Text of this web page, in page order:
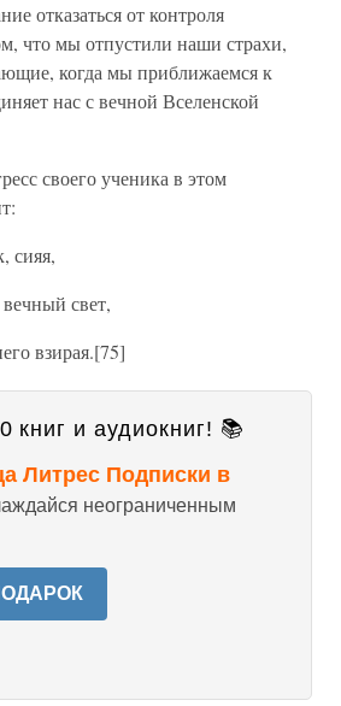
отказаться от контроля
что мы отпустили наши страхи,
когда мы приближаемся к
нас с вечной Вселенской
своего ученика в этом
сияя,
свет,
взирая.[75]
книг и аудиокниг! 📚
Литрес Подписки в
неограниченным